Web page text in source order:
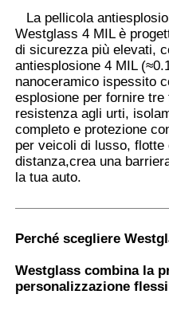
Prodotti
Chi siamo
Fatory Tour
Controllo di qualità
Contattaci
notizie
La pellicola
Westglass 4 MIL è
di sicurezza più elevati,
antiesplosione 4 MIL
nanoceramico ispessito
esplosione per fornire
resistenza agli urti,
completo e protezione
per veicoli di lusso,
distanza,crea una
la tua auto.
Perché scegliere
Westglass combina la
personalizzazione